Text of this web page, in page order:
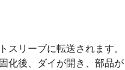
リーブに転送されます。
化後、ダイが開き、部品が